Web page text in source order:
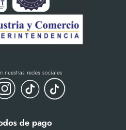
nuestras redes sociales
de pago